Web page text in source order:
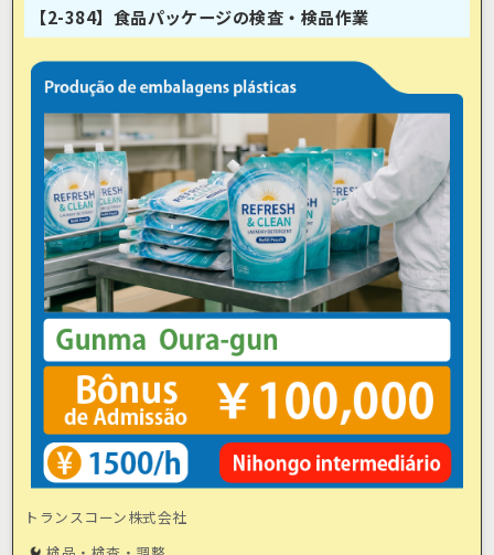
【2-384】食品パッケージの検査・検品作業
トランスコーン株式会社